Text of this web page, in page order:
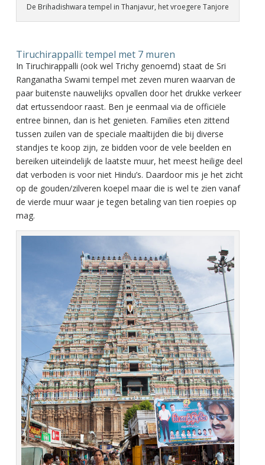
De Brihadishwara tempel in Thanjavur, het vroegere Tanjore
Tiruchirappalli: tempel met 7 muren
In Tiruchirappalli (ook wel Trichy genoemd) staat de Sri
Ranganatha Swami tempel met zeven muren waarvan de
paar buitenste nauwelijks opvallen door het drukke verkeer
dat ertussendoor raast. Ben je eenmaal via de officiële
entree binnen, dan is het genieten. Families eten zittend
tussen zuilen van de speciale maaltijden die bij diverse
standjes te koop zijn, ze bidden voor de vele beelden en
bereiken uiteindelijk de laatste muur, het meest heilige deel
dat verboden is voor niet Hindu’s. Daardoor mis je het zicht
op de gouden/zilveren koepel maar die is wel te zien vanaf
de vierde muur waar je tegen betaling van tien roepies op
mag.